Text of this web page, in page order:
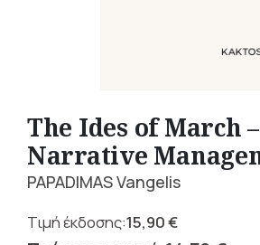
The Ides of March –
Narrative
PAPADIMAS Vangelis
15,90€